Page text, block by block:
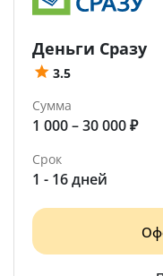
Деньги Сразу
3.5
Сумма
1 000 – 30 000 ₽
Срок
1 - 16 дней